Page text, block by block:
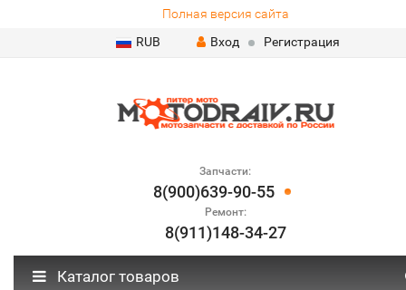
Полная версия сайта
RUB
Вход Регистрация
Запчасти:
8(900)639-90-55
Ремонт:
8(911)148-34-27
Каталог товаров